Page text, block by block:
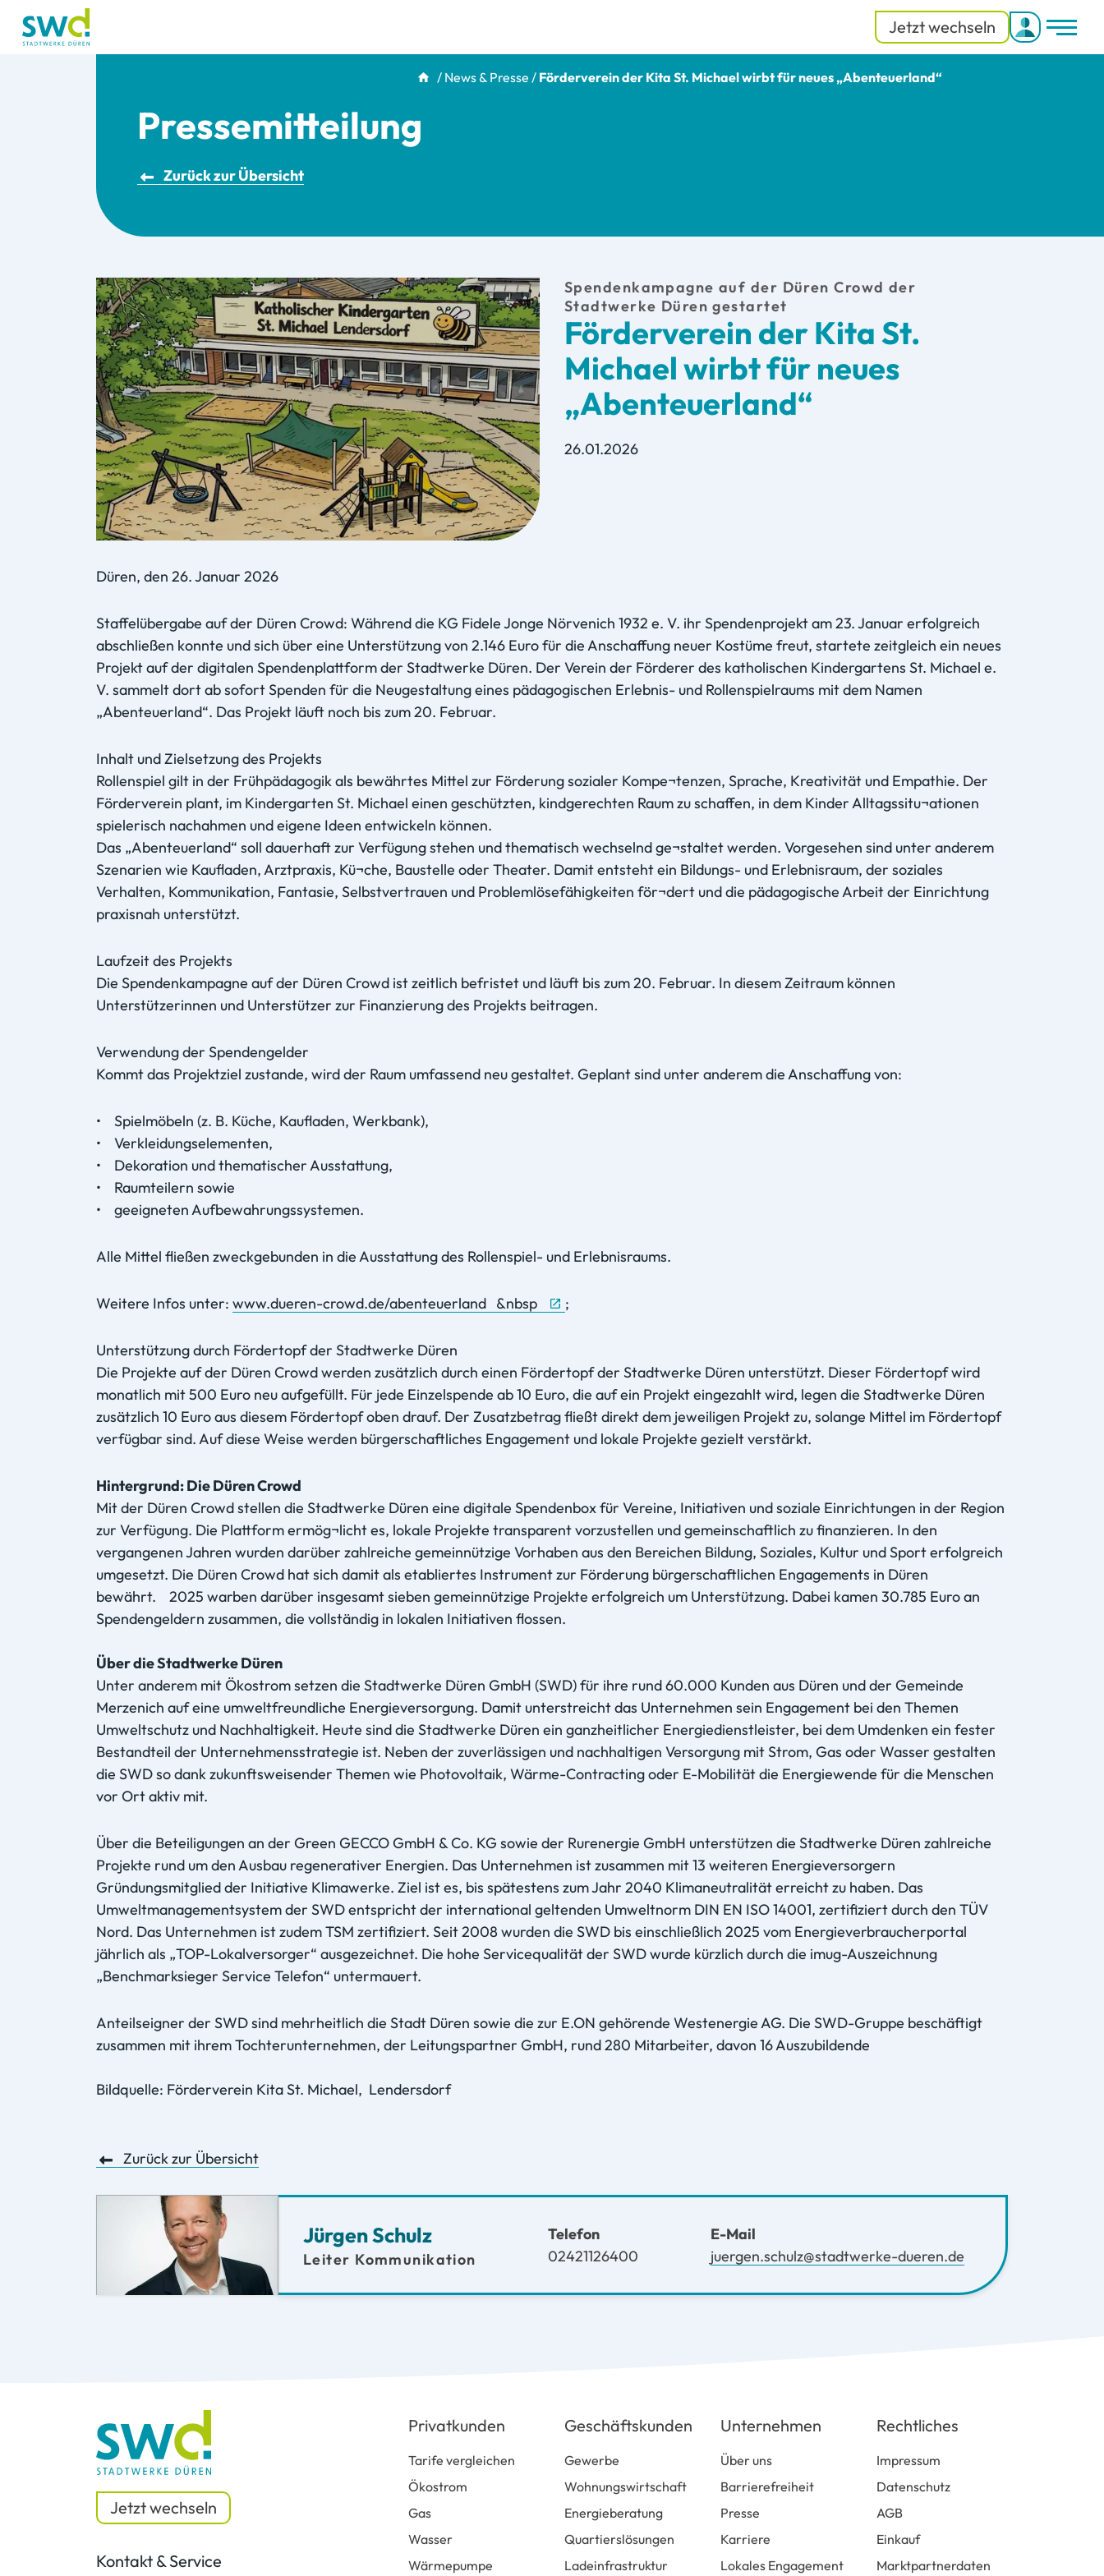
Jetzt wechseln
/ News & Presse / Förderverein der Kita St. Michael wirbt für neues „Abenteuerland“
Pressemitteilung
Zurück zur Übersicht
Förderverein der Kita St.
Michael wirbt für neues
„Abenteuerland“
Spendenkampagne auf der Düren Crowd der
Stadtwerke Düren gestartet
26.01.2026
Düren, den 26. Januar 2026
Staffelübergabe auf der Düren Crowd: Während die KG Fidele Jonge Nörvenich 1932 e. V. ihr Spendenprojekt am 23. Januar erfolgreich
abschließen konnte und sich über eine Unterstützung von 2.146 Euro für die Anschaffung neuer Kostüme freut, startete zeitgleich ein neues
Projekt auf der digitalen Spendenplattform der Stadtwerke Düren. Der Verein der Förderer des katholischen Kindergartens St. Michael e.
V. sammelt dort ab sofort Spenden für die Neugestaltung eines pädagogischen Erlebnis- und Rollenspielraums mit dem Namen
„Abenteuerland“. Das Projekt läuft noch bis zum 20. Februar.
Inhalt und Zielsetzung des Projekts
Rollenspiel gilt in der Frühpädagogik als bewährtes Mittel zur Förderung sozialer Kompe¬tenzen, Sprache, Kreativität und Empathie. Der
Förderverein plant, im Kindergarten St. Michael einen geschützten, kindgerechten Raum zu schaffen, in dem Kinder Alltagssitu¬ationen
spielerisch nachahmen und eigene Ideen entwickeln können.
Das „Abenteuerland“ soll dauerhaft zur Verfügung stehen und thematisch wechselnd ge¬staltet werden. Vorgesehen sind unter anderem
Szenarien wie Kaufladen, Arztpraxis, Kü¬che, Baustelle oder Theater. Damit entsteht ein Bildungs- und Erlebnisraum, der soziales
Verhalten, Kommunikation, Fantasie, Selbstvertrauen und Problemlösefähigkeiten för¬dert und die pädagogische Arbeit der Einrichtung
praxisnah unterstützt.
Laufzeit des Projekts
Die Spendenkampagne auf der Düren Crowd ist zeitlich befristet und läuft bis zum 20. Februar. In diesem Zeitraum können
Unterstützerinnen und Unterstützer zur Finanzierung des Projekts beitragen.
Verwendung der Spendengelder
Kommt das Projektziel zustande, wird der Raum umfassend neu gestaltet. Geplant sind unter anderem die Anschaffung von:
• Spielmöbeln (z. B. Küche, Kaufladen, Werkbank),
• Verkleidungselementen,
• Dekoration und thematischer Ausstattung,
• Raumteilern sowie
• geeigneten Aufbewahrungssystemen.
Alle Mittel fließen zweckgebunden in die Ausstattung des Rollenspiel- und Erlebnisraums.
Weitere Infos unter: www.dueren-crowd.de/abenteuerland &nbsp ;
Unterstützung durch Fördertopf der Stadtwerke Düren
Die Projekte auf der Düren Crowd werden zusätzlich durch einen Fördertopf der Stadtwerke Düren unterstützt. Dieser Fördertopf wird
monatlich mit 500 Euro neu aufgefüllt. Für jede Einzelspende ab 10 Euro, die auf ein Projekt eingezahlt wird, legen die Stadtwerke Düren
zusätzlich 10 Euro aus diesem Fördertopf oben drauf. Der Zusatzbetrag fließt direkt dem jeweiligen Projekt zu, solange Mittel im Fördertopf
verfügbar sind. Auf diese Weise werden bürgerschaftliches Engagement und lokale Projekte gezielt verstärkt.
Hintergrund: Die Düren Crowd
Mit der Düren Crowd stellen die Stadtwerke Düren eine digitale Spendenbox für Vereine, Initiativen und soziale Einrichtungen in der Region
zur Verfügung. Die Plattform ermög¬licht es, lokale Projekte transparent vorzustellen und gemeinschaftlich zu finanzieren. In den
vergangenen Jahren wurden darüber zahlreiche gemeinnützige Vorhaben aus den Bereichen Bildung, Soziales, Kultur und Sport erfolgreich
umgesetzt. Die Düren Crowd hat sich damit als etabliertes Instrument zur Förderung bürgerschaftlichen Engagements in Düren
bewährt. 2025 warben darüber insgesamt sieben gemeinnützige Projekte erfolgreich um Unterstützung. Dabei kamen 30.785 Euro an
Spendengeldern zusammen, die vollständig in lokalen Initiativen flossen.
Über die Stadtwerke Düren
Unter anderem mit Ökostrom setzen die Stadtwerke Düren GmbH (SWD) für ihre rund 60.000 Kunden aus Düren und der Gemeinde
Merzenich auf eine umweltfreundliche Energieversorgung. Damit unterstreicht das Unternehmen sein Engagement bei den Themen
Umweltschutz und Nachhaltigkeit. Heute sind die Stadtwerke Düren ein ganzheitlicher Energiedienstleister, bei dem Umdenken ein fester
Bestandteil der Unternehmensstrategie ist. Neben der zuverlässigen und nachhaltigen Versorgung mit Strom, Gas oder Wasser gestalten
die SWD so dank zukunftsweisender Themen wie Photovoltaik, Wärme-Contracting oder E-Mobilität die Energiewende für die Menschen
vor Ort aktiv mit.
Über die Beteiligungen an der Green GECCO GmbH & Co. KG sowie der Rurenergie GmbH unterstützen die Stadtwerke Düren zahlreiche
Projekte rund um den Ausbau regenerativer Energien. Das Unternehmen ist zusammen mit 13 weiteren Energieversorgern
Gründungsmitglied der Initiative Klimawerke. Ziel ist es, bis spätestens zum Jahr 2040 Klimaneutralität erreicht zu haben. Das
Umweltmanagementsystem der SWD entspricht der international geltenden Umweltnorm DIN EN ISO 14001, zertifiziert durch den TÜV
Nord. Das Unternehmen ist zudem TSM zertifiziert. Seit 2008 wurden die SWD bis einschließlich 2025 vom Energieverbraucherportal
jährlich als „TOP-Lokalversorger“ ausgezeichnet. Die hohe Servicequalität der SWD wurde kürzlich durch die imug-Auszeichnung
„Benchmarksieger Service Telefon“ untermauert.
Anteilseigner der SWD sind mehrheitlich die Stadt Düren sowie die zur E.ON gehörende Westenergie AG. Die SWD-Gruppe beschäftigt
zusammen mit ihrem Tochterunternehmen, der Leitungspartner GmbH, rund 280 Mitarbeiter, davon 16 Auszubildende
Bildquelle: Förderverein Kita St. Michael, Lendersdorf
Zurück zur Übersicht
Jürgen Schulz
Leiter Kommunikation
Telefon
02421126400
E-Mail
juergen.schulz@stadtwerke-dueren.de
Jetzt wechseln
Kontakt & Service
Privatkunden
Tarife vergleichen
Ökostrom
Gas
Wasser
Wärmepumpe
Geschäftskunden
Gewerbe
Wohnungswirtschaft
Energieberatung
Quartierslösungen
Ladeinfrastruktur
Unternehmen
Über uns
Barrierefreiheit
Presse
Karriere
Lokales Engagement
Rechtliches
Impressum
Datenschutz
AGB
Einkauf
Marktpartnerdaten